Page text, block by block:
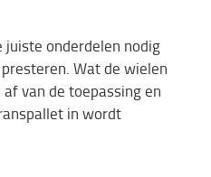
onderdelen nodig
Wat de wielen
van de toepassing en
in wordt